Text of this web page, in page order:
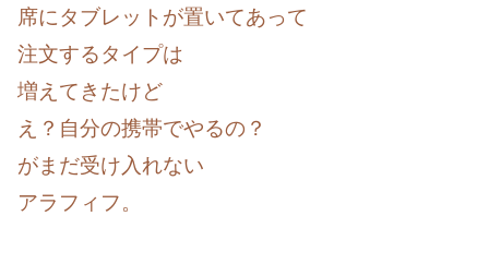
席にタブレットが置いてあって
注文するタイプは
増えてきたけど
え？自分の携帯でやるの？
がまだ受け入れない
アラフィフ。